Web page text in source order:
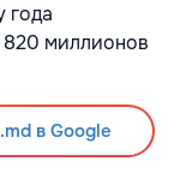
года
820 миллионов
в Google